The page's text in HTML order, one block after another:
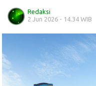
Redaksi
2 Jun 2026 - 14.34 WIB